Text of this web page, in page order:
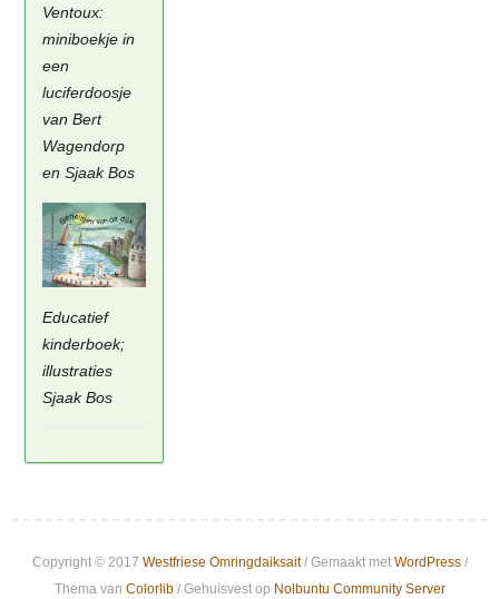
Ventoux:
miniboekje in
een
luciferdoosje
van Bert
Wagendorp
en Sjaak Bos
Educatief
kinderboek;
illustraties
Sjaak Bos
Copyright © 2017 Westfriese Omringdaiksait/ Gemaakt met WordPress/
Thema van Colorlib/ Gehuisvest op Nolbuntu Community Server